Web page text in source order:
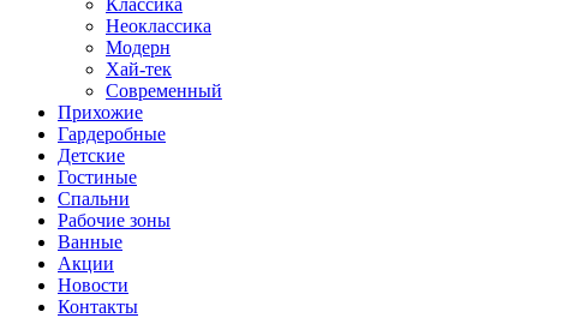
Классика
Неоклассика
Модерн
Хай-тек
Современный
Прихожие
Гардеробные
Детские
Гостиные
Спальни
Рабочие зоны
Ванные
Акции
Новости
Контакты